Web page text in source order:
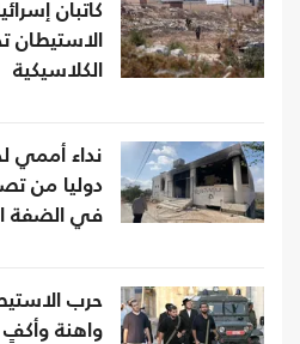
كاتبان
الاستيطان
الكلاسيكية
نداء أممي
دوليا من
في الضفة
حرب
واهنة وأكفٍ